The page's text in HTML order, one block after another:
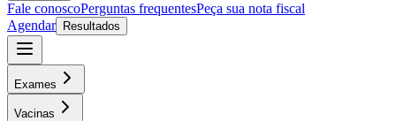
Fale conoscoPerguntas frequentesPeça sua nota fiscal
Agendar
Resultados
Exames
Vacinas